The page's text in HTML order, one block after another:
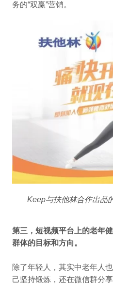
务的“双赢”营销。
Keep与扶他林合作出品
第三，短视频平台上的老年
群体的目标和方向。
除了年轻人，其实中老年人
己坚持锻炼，还在微信群分